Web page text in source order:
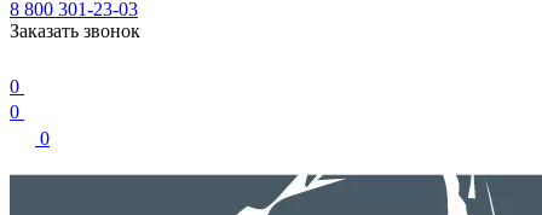
8 800 301-23-03
Заказать звонок
0
0
0